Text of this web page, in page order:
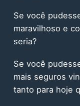
Se você
maravilhoso e
seria?
Se você
mais seguros
tanto para hoje